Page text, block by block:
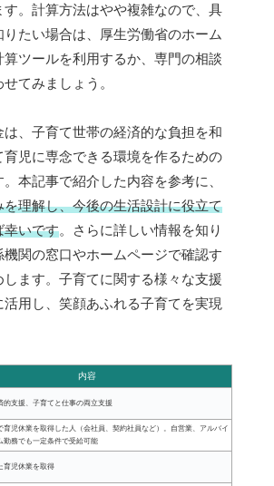
す。計算方法はやや複雑なので、具
たい場合は、厚生労働省のホーム
ツールを利用するか、専門の相談
てみましょう。
、子育て世帯の経済的な負担を和
育児に専念できる環境を作るための
本記事で紹介した内容を参考に、
理解し、今後の生活設計に役立て
幸いです。さらに詳しい情報を知り
機関の窓口やホームページで確認す
します。子育てに関する様々な支援
用し、笑顔あふれる子育てを実現
内容
的支援、子育てと仕事の両立支援
育児休業を取得した人（会社員、契約社員など）。自営業、アルバイ
勤務でも一定条件で受給可能
育児休業を取得